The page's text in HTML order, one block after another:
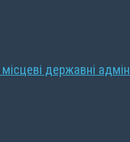
державні